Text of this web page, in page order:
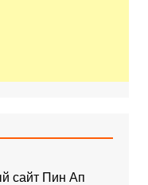
сайт Пин Ап